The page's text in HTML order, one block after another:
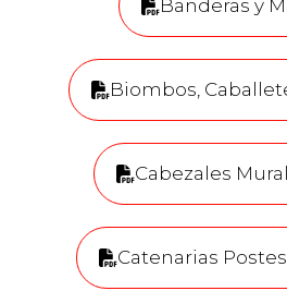
Banderas y
Biombos,
Cabezales
Catenarias